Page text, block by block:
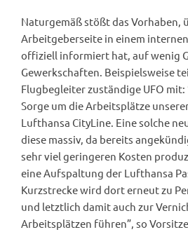
Naturgemäß stößt das Vorhaben,
Arbeitgeberseite in einem
offiziell informiert hat, auf wenig
Gewerkschaften. Beispielsweise
Flugbegleiter zuständige UFO mit:
Sorge um die Arbeitsplätze
Lufthansa CityLine. Eine solche
diese massiv, da bereits
sehr viel geringeren Kosten
eine Aufspaltung der Lufthansa
Kurzstrecke wird dort erneut zu
und letztlich damit auch zur
Arbeitsplätzen führen”, so